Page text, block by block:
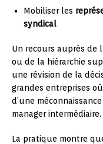
Mobiliser les
syndical
Un recours auprès de
ou de la hiérarchie
une révision de la
grandes entreprises
d’une
manager intermédiaire.
La pratique montre